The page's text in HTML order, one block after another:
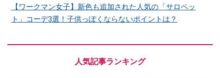
【ワークマン女子】新色も追加された人気の「サロペッ
ト」コーデ3選！子供っぽくならないポイントは？